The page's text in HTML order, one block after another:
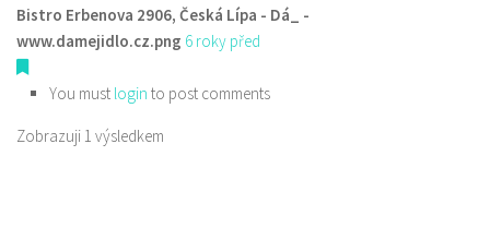
Bistro Erbenova 2906, Česká Lípa - Dá_ -
www.damejidlo.cz.png 6 roky před
You must login to post comments
Zobrazuji 1 výsledkem